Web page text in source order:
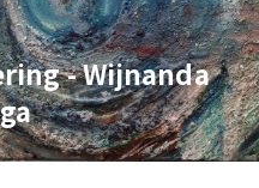
- Wijnanda